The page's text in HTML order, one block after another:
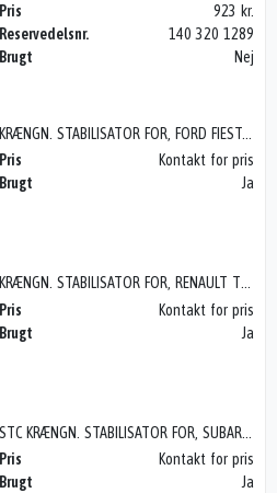
Pris
923 kr.
Reservedelsnr.
140 320 1289
Brugt
Nej
Pris
Kontakt for pris
Brugt
Ja
KRÆNGN. STABILISATOR FOR, RENAULT TWINGO 2 (07-14)
Pris
Kontakt for pris
Brugt
Ja
Pris
Kontakt for pris
Brugt
Ja